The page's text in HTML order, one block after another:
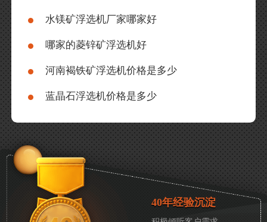
水镁矿浮选机厂家哪家好
哪家的菱锌矿浮选机好
河南褐铁矿浮选机价格是多少
蓝晶石浮选机价格是多少
40年经验沉淀